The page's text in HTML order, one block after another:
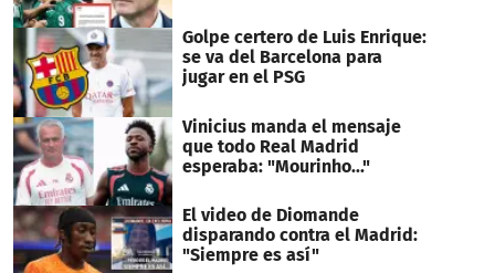
Golpe certero de Luis Enrique:
se va del Barcelona para
jugar en el PSG
Vinicius manda el mensaje
que todo Real Madrid
esperaba: "Mourinho..."
El video de Diomande
disparando contra el Madrid:
"Siempre es así"